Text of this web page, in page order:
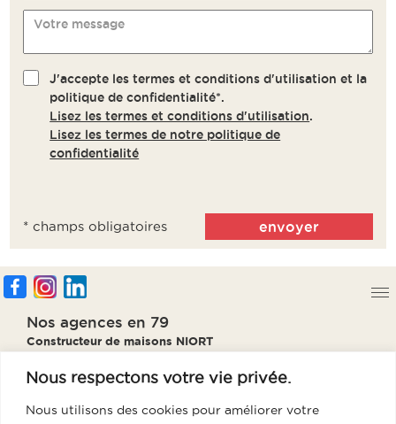
Nous respectons votre vie privée.
Nous utilisons des cookies pour améliorer votre
Votre message
J'accepte les termes et conditions d'utilisation et la
politique de confidentialité*.
Lisez les termes et conditions d'utilisation.
Lisez les termes de notre politique de
confidentialité
* champs obligatoires
Nos agences en 79
Constructeur de maisons NIORT
Constructeur de maisons BRESSUIRE